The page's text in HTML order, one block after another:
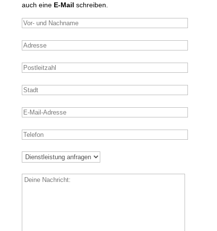
auch eine E-Mail schreiben.